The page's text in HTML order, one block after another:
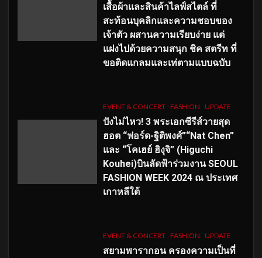
เสื้อผ้าและสินค้าไลฟ์สไตล์ ที่
สะท้อนบุคลิกและความชอบของ
เจ้าตัว ผสานความเรียบง่าย แต่
แฝงไปด้วยความสนุก ชิค สตรีท ที่
ขอติดแกลมและเท่ตามแบบฉบับ
EVENT & CONCERT FASHION UPDATE
ปังไม่ไหว! 3 พระเอกซีรีส์วายสุด
ฮอต “ฟอร์ด-ฐิติพงศ์”“Nat Chen”
และ “โคเฮย์ ฮิงุจิ” (Higuchi
Kouhei)บินลัดฟ้าร่วมงาน SEOUL
FASHION WEEK 2024 ณ ประเทศ
เกาหลีใต้
EVENT & CONCERT FASHION UPDATE
สยามพารากอน ครองความเป็นที่